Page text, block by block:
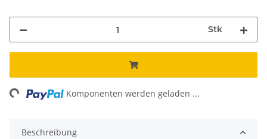
Stk
Komponenten werden geladen ...
Beschreibung